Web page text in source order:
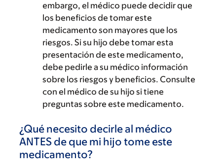
embargo, el médico puede decidir que
los beneficios de tomar este
medicamento son mayores que los
riesgos. Si su hijo debe tomar esta
presentación de este medicamento,
debe pedirle a su médico información
sobre los riesgos y beneficios. Consulte
con el médico de su hijo si tiene
preguntas sobre este medicamento.
¿Qué necesito decirle al médico
ANTES de que mi hijo tome este
medicamento?